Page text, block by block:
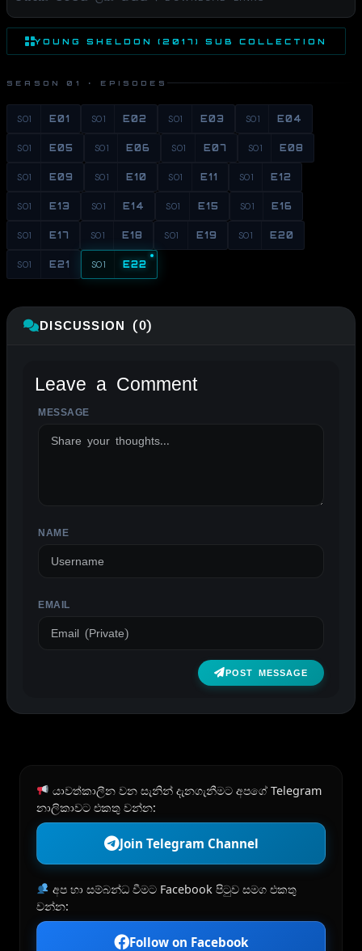
YOUNG SHELDON (2017) SUB COLLECTION
SEASON 01 · EPISODES
S01 E01 S01 E02 S01 E03 S01 E04
S01 E05 S01 E06 S01 E07 S01 E08
S01 E09 S01 E10 S01 E11 S01 E12
S01 E13 S01 E14 S01 E15 S01 E16
S01 E17 S01 E18 S01 E19 S01 E20
S01 E21 S01 E22
DISCUSSION (0)
Leave a Comment
MESSAGE
NAME
EMAIL
POST MESSAGE
ALTERNATIVE:
යාවත්කාලීන වන සැනින් දැනගැනීමට අපගේ Telegram
නාලිකාවට එකතු වන්න:
Join Telegram Channel
අප හා සම්බන්ධ වීමට Facebook පිටුව සමග එකතු
වන්න:
Follow on Facebook